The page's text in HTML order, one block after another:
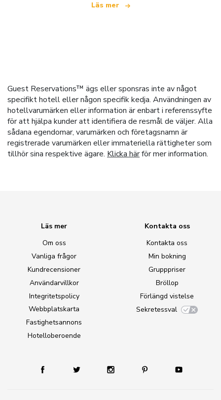
Läs mer
Guest Reservations™ ägs eller sponsras inte av något
specifikt hotell eller någon specifik kedja. Användningen av
hotellvarumärken eller information är enbart i referenssyfte
för att hjälpa kunder att identifiera de resmål de väljer. Alla
sådana egendomar, varumärken och företagsnamn är
registrerade varumärken eller immateriella rättigheter som
tillhör sina respektive ägare. Klicka härför mer information.
Läs mer
Om oss
Vanliga frågor
Kundrecensioner
Användarvillkor
Integritetspolicy
Webbplatskarta
Fastighetsannons
Hotelloberoende
Kontakta oss
Kontakta oss
Min bokning
Grupppriser
Bröllop
Förlängd vistelse
Sekretessval